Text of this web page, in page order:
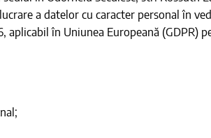
a datelor cu caracter personal în
în Uniunea Europeană (GDPR)